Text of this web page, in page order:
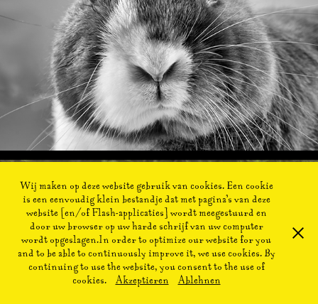
Wij maken op deze website gebruik van cookies. Een cookie
is een eenvoudig klein bestandje dat met pagina’s van deze
website [en/of Flash-applicaties] wordt meegestuurd en
door uw browser op uw harde schrijf van uw computer
wordt opgeslagen.In order to optimize our website for you
and to be able to continuously improve it, we use cookies. By
continuing to use the website, you consent to the use of
cookies.
Akzeptieren Ablehnen